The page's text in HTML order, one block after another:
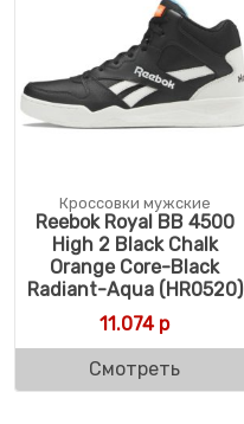
Кроссовки мужские
Reebok Royal BB 4500
High 2 Black Chalk
Orange Core-Black
Radiant-Aqua (HR0520)
11.074р
Смотреть